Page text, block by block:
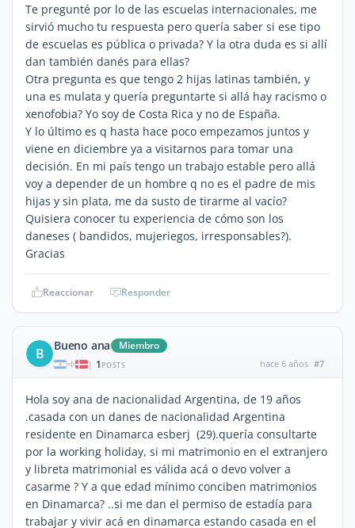
Te pregunté por lo de las escuelas internacionales, me
sirvió mucho tu respuesta pero quería saber si ese tipo
de escuelas es pública o privada? Y la otra duda es si allí
dan también danés para ellas?
Otra pregunta es que tengo 2 hijas latinas también, y
una es mulata y quería preguntarte si allá hay racismo o
xenofobia? Yo soy de Costa Rica y no de España.
Y lo último es q hasta hace poco empezamos juntos y
viene en diciembre ya a visitarnos para tomar una
decisión. En mi país tengo un trabajo estable pero allá
voy a depender de un hombre q no es el padre de mis
hijas y sin plata, me da susto de tirarme al vacío?
Quisiera conocer tu experiencia de cómo son los
daneses ( bandidos, mujeriegos, irresponsables?).
Gracias
Reaccionar Responder
B Bueno ana Miembro
| 1 POSTS hace 6 años #7
Hola soy ana de nacionalidad Argentina, de 19 años
.casada con un danes de nacionalidad Argentina
residente en Dinamarca esberj (29).quería consultarte
por la working holiday, si mi matrimonio en el extranjero
y libreta matrimonial es válida acá o devo volver a
casarme ? Y a que edad mínimo conciben matrimonios
en Dinamarca? ..si me dan el permiso de estadía para
trabajar y vivir acá en dinamarca estando casada en el